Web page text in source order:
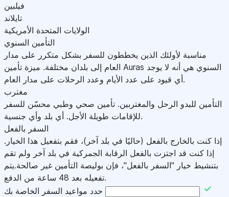
فيلبين
تايلاند
الولايات المتحدة الأمريكية
التأمين السنوي
مناسبة لأولئك الذين يخططون للسفر بشكل متكرر على مدار
العام إلى بلدان مختلفة. ميزة تأمين Auras السنوي هي أنه لا يوجد
أي قيود على عدد الأيام وعدد الرحلات على مدار العام.
مغترب
التأمين للبدو الرحل والمغتربين. تأمين صحي وطبي محسّن للسفر
للإقامات طويلة الأجل. أي بلد وأي جنسية.
السفر بالفعل
إذا كنت بالخارج بالفعل (حاليًا في بلد آخر)، فقم بتفعيل هذا الخيار.
إذا كنت قد اجتزت بالفعل الرقابة الجمركية في بلد آخر ولم تقم
بتنشيط خيار "السفر بالفعل"، فإن بوليصة التأمين غير صالحة.يتم
تفعيله بعد 48 ساعة من الدفع.
حدد مواعيد السفر الخاصة بك